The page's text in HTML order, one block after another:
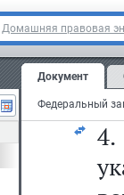
Домашняя правовая
Документ